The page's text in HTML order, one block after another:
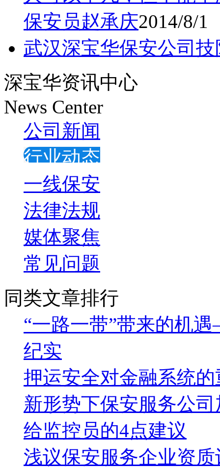
保安员赵承庆2014/8/1
武汉深宝华保安公司
深宝华资讯中心
News Center
公司新闻
行业动态
一线保安
法律法规
媒体聚焦
常见问题
同类文章排行
“一路一带”带来的机
纪实
押运安全对金融系统
新形势下保安服务公
给监控员的4点建议
浅议保安服务企业资